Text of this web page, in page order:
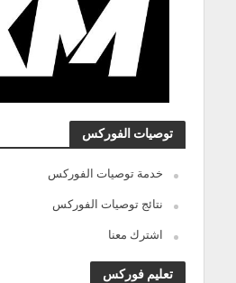
توصيات الفوركس
خدمة توصيات الفوركس
نتائج توصيات الفوركس
اشترك معنا
تعليم فوركس